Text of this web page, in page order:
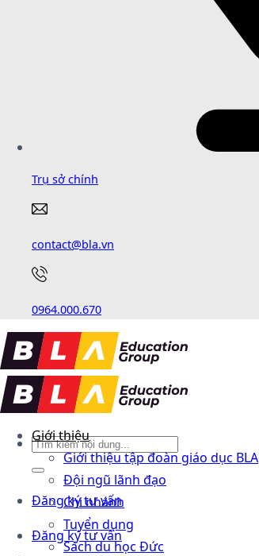
Trụ sở chính
contact@bla.vn
0964.000.670
Đăng ký tư vấn
Đăng ký tư vấn
Giới thiệu
Giới thiệu tập đoàn giáo dục BLA
Đội ngũ lãnh đạo
Chi nhánh
Tuyển dụng
Sách du học Đức